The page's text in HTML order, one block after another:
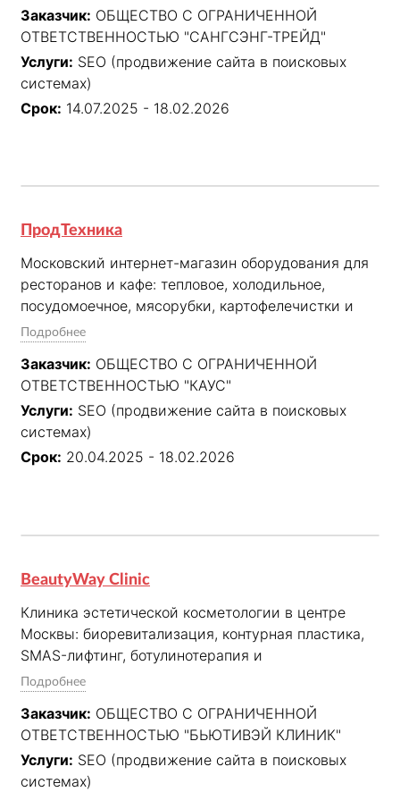
Заказчик: ОБЩЕСТВО С ОГРАНИЧЕННОЙ
ОТВЕТСТВЕННОСТЬЮ "САНГСЭНГ-ТРЕЙД"
Услуги: SEO (продвижение сайта в поисковых
системах)
Срок: 14.07.2025 - 18.02.2026
ПродТехника
Московский интернет-магазин оборудования для
ресторанов и кафе: тепловое, холодильное,
посудомоечное, мясорубки, картофелечистки и
запчасти к электроплитам и жарочным шкафам.
Подробнее
Заказчик: ОБЩЕСТВО С ОГРАНИЧЕННОЙ
ОТВЕТСТВЕННОСТЬЮ "КАУС"
Услуги: SEO (продвижение сайта в поисковых
системах)
Срок: 20.04.2025 - 18.02.2026
BeautyWay Clinic
Клиника эстетической косметологии в центре
Москвы: биоревитализация, контурная пластика,
SMAS-лифтинг, ботулинотерапия и
фотоомоложение у врачей со стажем от 10 лет.
Подробнее
Заказчик: ОБЩЕСТВО С ОГРАНИЧЕННОЙ
ОТВЕТСТВЕННОСТЬЮ "БЬЮТИВЭЙ КЛИНИК"
Услуги: SEO (продвижение сайта в поисковых
системах)